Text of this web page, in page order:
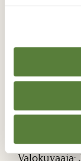
Valokuvaaja: